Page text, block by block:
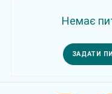
Немає
ЗАДАТИ